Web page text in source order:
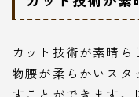
カット技術が素晴ら
物腰が柔らかいス